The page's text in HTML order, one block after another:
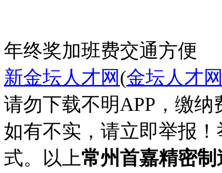
年终奖加班费交通方便
新金坛人才网(金坛人才
请勿下载不明APP，缴
如有不实，请立即举报
式。以上常州首嘉精密